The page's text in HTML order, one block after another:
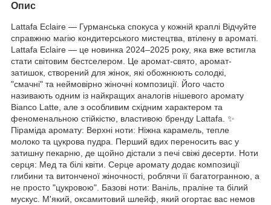
Опис
Lattafa Eclaire — Гурманська спокуса у кожній краплі Відчуйте
справжню магію кондитерського мистецтва, втілену в ароматі.
Lattafa Eclaire — це новинка 2024–2025 року, яка вже встигла
стати світовим бестселером. Це аромат-свято, аромат-
затишок, створений для жінок, які обожнюють солодкі,
"смачні" та неймовірно жіночні композиції. Його часто
називають одним із найкращих аналогів нішевого аромату
Bianco Latte, але з особливим східним характером та
феноменальною стійкістю, властивою бренду Lattafa. ✨
Піраміда аромату: Верхні ноти: Ніжна карамель, тепле
молоко та цукрова пудра. Перший вдих переносить вас у
затишну пекарню, де щойно дістали з печі свіжі десерти. Ноти
серця: Мед та білі квіти. Серце аромату додає композиції
глибини та витонченої жіночності, роблячи її багатогранною, а
не просто "цукровою". Базові ноти: Ваніль, праліне та білий
мускус. М'який, оксамитовий шлейф, який огортає вас немов